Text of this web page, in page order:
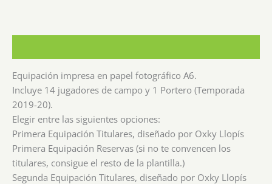
Equipación impresa en papel fotográfico A6.
Incluye 14 jugadores de campo y 1 Portero (Temporada
2019-20).
Elegir entre las siguientes opciones:
Primera Equipación Titulares, diseñado por Oxky Llopís
Primera Equipación Reservas (si no te convencen los
titulares, consigue el resto de la plantilla.)
Segunda Equipación Titulares, diseñado por Oxky Llopís